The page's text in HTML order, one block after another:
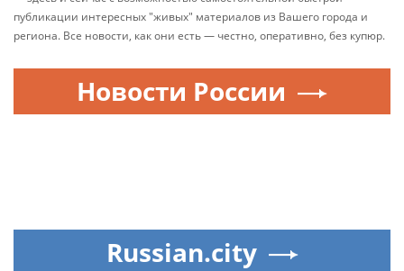
публикации интересных "живых" материалов из Вашего города и
региона. Все новости, как они есть — честно, оперативно, без купюр.
Новости России
Russian.city